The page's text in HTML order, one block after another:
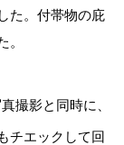
た。付帯物の庇
。
真撮影と同時に、
チエックして回